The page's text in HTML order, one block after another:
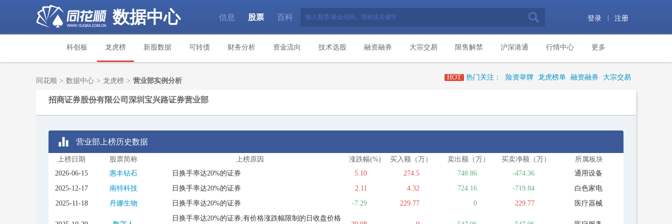
数据中心 信息 股票 百科 登录 注册
科创板 龙虎榜 新股数据 可转债 财务分析 资金流向 技术选股 融资融券 大宗交易 限售解禁 沪深港通 行情中心 更多
同花顺 > 数据中心 > 龙虎榜 > 营业部实例分析 HOT 热门关注： 险资举牌 龙虎榜单 融资融券 大宗交易
招商证券股份有限公司深圳宝兴路证券营业部
营业部上榜历史数据
上榜日期 股票简称 上榜原因 涨跌幅(%) 买入额（万） 卖出额（万） 买卖净额（万）
所属板块
2026-06-15
惠丰钻石 日换手率达20%的证券 5.10 274.5 748.86 -474.36
通用设备
2025-12-17
南特科技 日换手率达20%的证券 2.11 4.32 724.16 -719.84
白色家电
2025-11-18
丹娜生物 日换手率达20%的证券 -7.29 229.77 0 229.77 医疗器械
日换手率达20%的证券;有价格涨跌幅限制的日收盘价格